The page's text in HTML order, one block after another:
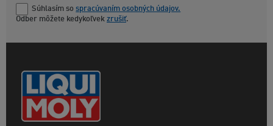
Súhlasím so spracúvaním osobných údajov.
Odber môžete kedykoľvek zrušiť.